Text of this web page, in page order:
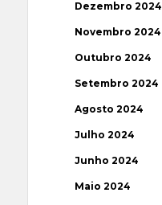
Dezembro 2024
Novembro 2024
Outubro 2024
Setembro 2024
Agosto 2024
Julho 2024
Junho 2024
Maio 2024